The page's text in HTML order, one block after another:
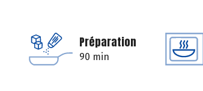
Préparation
90 min